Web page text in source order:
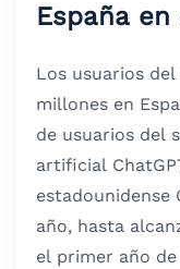
España
Los usuarios
millones en
de usuarios del
artificial
estadounidense
año, hasta
el primer año